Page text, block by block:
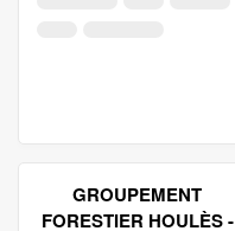
GROUPEMENT
FORESTIER HOULÈS -